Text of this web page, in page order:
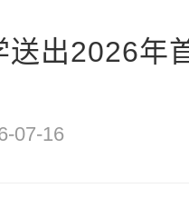
送出2026年
07-16